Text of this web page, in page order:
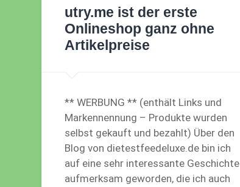
utry.me ist der erste
Onlineshop ganz ohne
Artikelpreise
** WERBUNG ** (enthält Links und
Markennennung – Produkte wurden
selbst gekauft und bezahlt) Über den
Blog von dietestfeedeluxe.de bin ich
auf eine sehr interessante Geschichte
aufmerksam geworden, die ich auch